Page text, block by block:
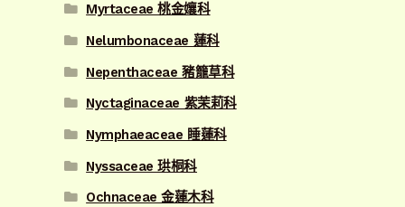
Myrtaceae 桃金孃科
Nelumbonaceae 蓮科
Nepenthaceae 豬籠草科
Nyctaginaceae 紫茉莉科
Nymphaeaceae 睡蓮科
Nyssaceae 珙桐科
Ochnaceae 金蓮木科